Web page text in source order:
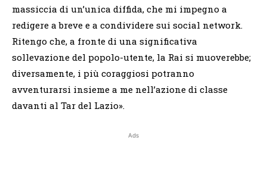
massiccia di un’unica diffida, che mi impegno a
redigere a breve e a condividere sui social network.
Ritengo che, a fronte di una significativa
sollevazione del popolo-utente, la Rai si muoverebbe;
diversamente, i più coraggiosi potranno
avventurarsi insieme a me nell’azione di classe
davanti al Tar del Lazio».
Ads